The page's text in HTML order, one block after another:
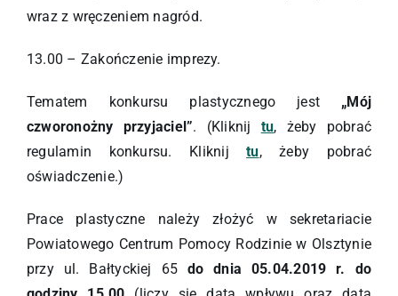
wraz z wręczeniem nagród.
13.00 – Zakończenie imprezy.
Tematem konkursu plastycznego jest „Mój
czworonożny przyjaciel”. (Kliknij tu, żeby pobrać
regulamin konkursu. Kliknijtu, żeby pobrać
oświadczenie.)
Prace plastyczne należy złożyć w sekretariacie
Powiatowego Centrum Pomocy Rodzinie w Olsztynie
przy ul. Bałtyckiej 65 do dnia 05.04.2019 r. do